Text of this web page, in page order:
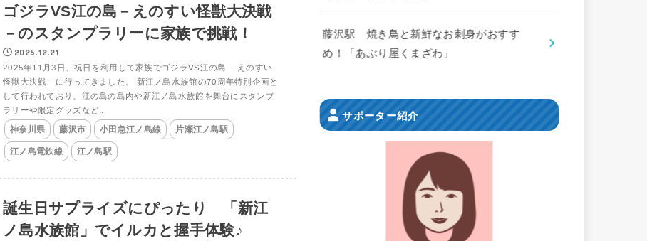
ゴジラVS江の島－えのすい怪獣大決戦
－のスタンプラリーに家族で挑戦！
2025.12.21
2025年11月3日、祝日を利用して家族でゴジラVS江の島 －えのすい
怪獣大決戦－に行ってきました。 新江ノ島水族館の70周年特別企画と
して行われており、江の島の島内や新江ノ島水族館を舞台にスタンプ
ラリーや限定グッズなど...
神奈川県 藤沢市 小田急江ノ島線 片瀬江ノ島駅
江ノ島電鉄線 江ノ島駅
誕生日サプライズにぴったり 「新江
ノ島水族館」でイルカと握手体験♪
藤沢駅 焼き鳥と新鮮なお刺身がおすす
め！「あぶり屋くまざわ」
サポーター紹介